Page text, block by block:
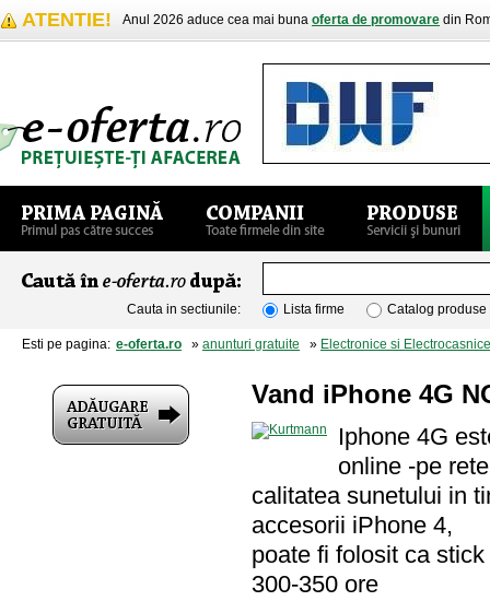
ATENTIE! Anul 2026 aduce cea mai buna oferta de promovare din
Cauta in sectiunile: Lista firme Catalog produse
Esti pe pagina: e-oferta.ro » anunturi gratuite » Electronice si Electrocasnice
Vand iPhone 4G
Iphone 4G
online -pe
calitatea sunetului in
accesorii iPhone 4,
poate fi folosit ca
300-350 ore